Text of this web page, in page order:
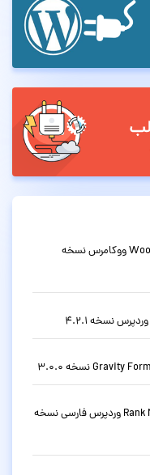
قالب فروشگاهی چندمنظوره وودمارت WoodMart ووکامرس نسخه
دانلود افزونه سئو حرفه ای رنک مث Rank Math Pro وردپرس فارسی نسخه